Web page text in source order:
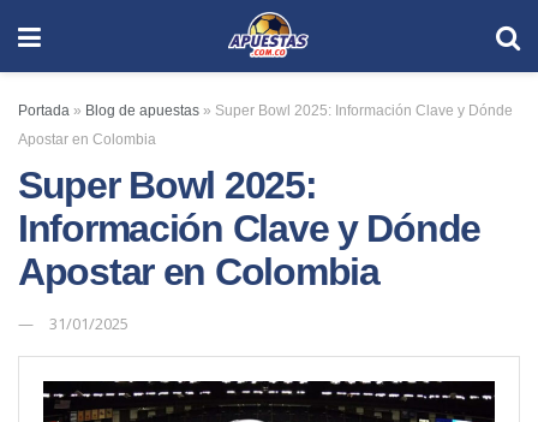
Portada » Blog de apuestas » Super Bowl 2025: Información Clave y Dónde
Apostar en Colombia
Super Bowl 2025:
Información Clave y Dónde
Apostar en Colombia
31/01/2025